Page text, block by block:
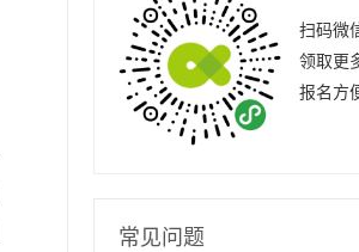
扫码微
领取更
报名方
常见问题